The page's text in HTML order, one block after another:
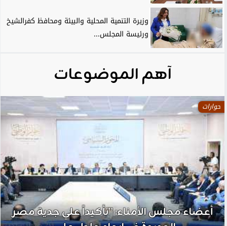
وزيرة التنمية المحلية والبيئة ومحافظ كفرالشيخ
ورئيسة المجلس...
آهم الموضوعات
حوارات
أعضاء مجلس الأمناء: ”تأكيداً علي جدية مصر